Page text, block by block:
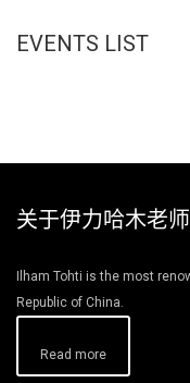
EVENTS LIST
关于伊力哈木老师
Ilham Tohti is the most
Republic of China.
Read more